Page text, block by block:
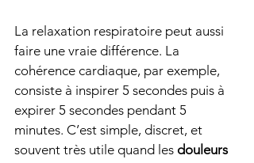
La relaxation respiratoire peut aussi
faire une vraie différence. La
cohérence cardiaque, par exemple,
consiste à inspirer 5 secondes puis à
expirer 5 secondes pendant 5
minutes. C’est simple, discret, et
souvent très utile quand les douleurs